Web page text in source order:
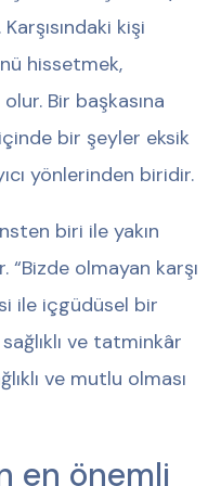
Karşısındaki kişi
hissetmek,
Bir başkasına
bir şeyler eksik
yönlerinden biridir.
biri ile yakın
“Bizde olmayan karşı
ile içgüdüsel bir
ve tatminkâr
ve mutlu olması
en önemli